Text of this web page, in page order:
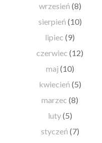
wrzesień (8)
sierpień (10)
lipiec(9)
czerwiec(12)
maj (10)
kwiecień (5)
marzec(8)
luty(5)
styczeń (7)